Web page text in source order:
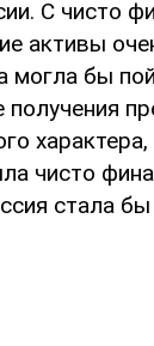
С чисто
активы
могла бы
получения
чисто
стала бы